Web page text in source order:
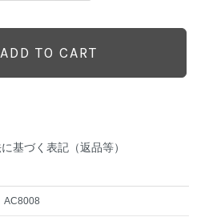
ADD TO CART
基づく表記（返品等）
AC8008